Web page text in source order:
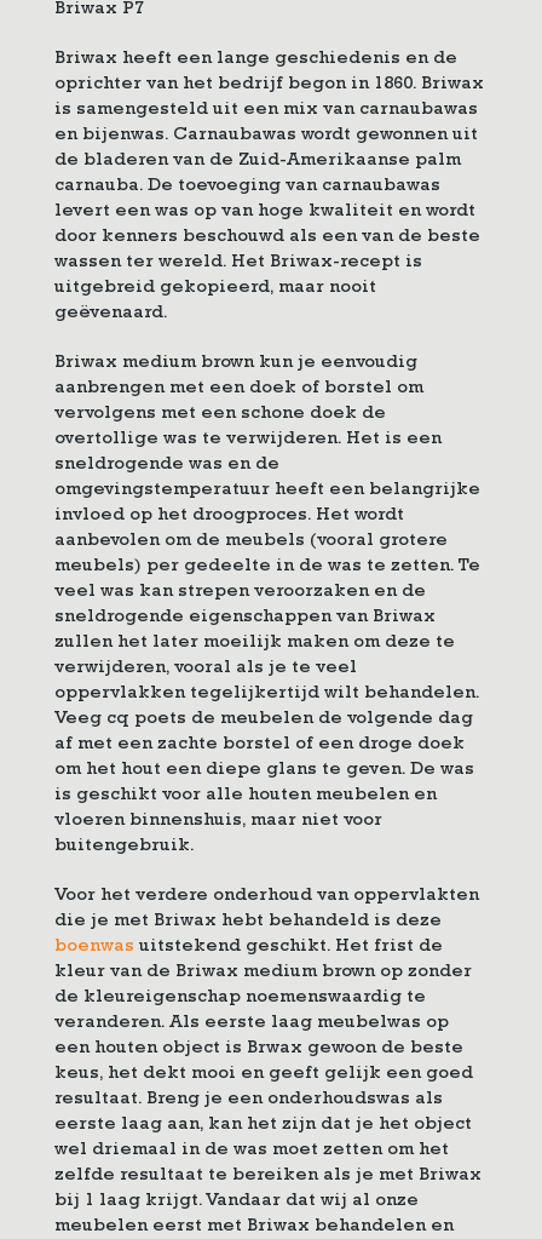
Briwax P7
Briwax heeft een lange geschiedenis en de
oprichter van het bedrijf begon in 1860. Briwax
is samengesteld uit een mix van carnaubawas
en bijenwas. Carnaubawas wordt gewonnen uit
de bladeren van de Zuid-Amerikaanse palm
carnauba. De toevoeging van carnaubawas
levert een was op van hoge kwaliteit en wordt
door kenners beschouwd als een van de beste
wassen ter wereld. Het Briwax-recept is
uitgebreid gekopieerd, maar nooit
geëvenaard.
Briwax medium brown kun je eenvoudig
aanbrengen met een doek of borstel om
vervolgens met een schone doek de
overtollige was te verwijderen. Het is een
sneldrogende was en de
omgevingstemperatuur heeft een belangrijke
invloed op het droogproces. Het wordt
aanbevolen om de meubels (vooral grotere
meubels) per gedeelte in de was te zetten. Te
veel was kan strepen veroorzaken en de
sneldrogende eigenschappen van Briwax
zullen het later moeilijk maken om deze te
verwijderen, vooral als je te veel
oppervlakken tegelijkertijd wilt behandelen.
Veeg cq poets de meubelen de volgende dag
af met een zachte borstel of een droge doek
om het hout een diepe glans te geven. De was
is geschikt voor alle houten meubelen en
vloeren binnenshuis, maar niet voor
buitengebruik.
Voor het verdere onderhoud van oppervlakten
die je met Briwax hebt behandeld is deze
boenwas uitstekend geschikt. Het frist de
kleur van de Briwax medium brown op zonder
de kleureigenschap noemenswaardig te
veranderen. Als eerste laag meubelwas op
een houten object is Brwax gewoon de beste
keus, het dekt mooi en geeft gelijk een goed
resultaat. Breng je een onderhoudswas als
eerste laag aan, kan het zijn dat je het object
wel driemaal in de was moet zetten om het
zelfde resultaat te bereiken als je met Briwax
bij 1 laag krijgt. Vandaar dat wij al onze
meubelen eerst met Briwax behandelen en